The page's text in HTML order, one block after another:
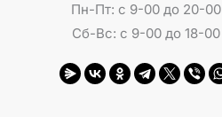
Пн-Пт: с 9-00 до 20-00
Сб-Вс: с 9-00 до 18-00